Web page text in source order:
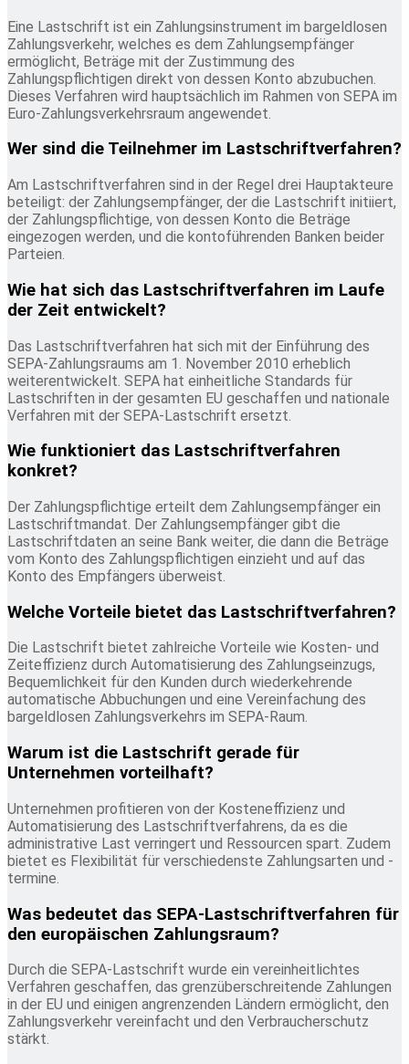
Eine Lastschrift ist ein Zahlungsinstrument im bargeldlosen
Zahlungsverkehr, welches es dem Zahlungsempfänger
ermöglicht, Beträge mit der Zustimmung des
Zahlungspflichtigen direkt von dessen Konto abzubuchen.
Dieses Verfahren wird hauptsächlich im Rahmen von SEPA im
Euro-Zahlungsverkehrsraum angewendet.
Wer sind die Teilnehmer im Lastschriftverfahren?
Am Lastschriftverfahren sind in der Regel drei Hauptakteure
beteiligt: der Zahlungsempfänger, der die Lastschrift initiiert,
der Zahlungspflichtige, von dessen Konto die Beträge
eingezogen werden, und die kontoführenden Banken beider
Parteien.
Wie hat sich das Lastschriftverfahren im Laufe
der Zeit entwickelt?
Das Lastschriftverfahren hat sich mit der Einführung des
SEPA-Zahlungsraums am 1. November 2010 erheblich
weiterentwickelt. SEPA hat einheitliche Standards für
Lastschriften in der gesamten EU geschaffen und nationale
Verfahren mit der SEPA-Lastschrift ersetzt.
Wie funktioniert das Lastschriftverfahren
konkret?
Der Zahlungspflichtige erteilt dem Zahlungsempfänger ein
Lastschriftmandat. Der Zahlungsempfänger gibt die
Lastschriftdaten an seine Bank weiter, die dann die Beträge
vom Konto des Zahlungspflichtigen einzieht und auf das
Konto des Empfängers überweist.
Welche Vorteile bietet das Lastschriftverfahren?
Die Lastschrift bietet zahlreiche Vorteile wie Kosten- und
Zeiteffizienz durch Automatisierung des Zahlungseinzugs,
Bequemlichkeit für den Kunden durch wiederkehrende
automatische Abbuchungen und eine Vereinfachung des
bargeldlosen Zahlungsverkehrs im SEPA-Raum.
Warum ist die Lastschrift gerade für
Unternehmen vorteilhaft?
Unternehmen profitieren von der Kosteneffizienz und
Automatisierung des Lastschriftverfahrens, da es die
administrative Last verringert und Ressourcen spart. Zudem
bietet es Flexibilität für verschiedenste Zahlungsarten und -
termine.
Was bedeutet das SEPA-Lastschriftverfahren für
den europäischen Zahlungsraum?
Durch die SEPA-Lastschrift wurde ein vereinheitlichtes
Verfahren geschaffen, das grenzüberschreitende Zahlungen
in der EU und einigen angrenzenden Ländern ermöglicht, den
Zahlungsverkehr vereinfacht und den Verbraucherschutz
stärkt.